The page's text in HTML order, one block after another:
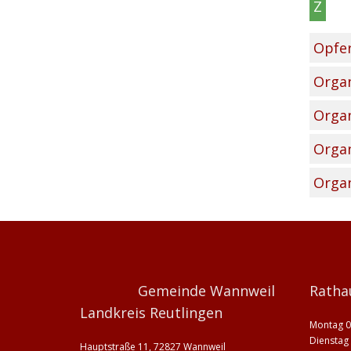
Z
Gemeinde Wannweil
Landkreis Reutlingen
Hauptstraße 11, 72827 Wannweil
Montag
Dienstag